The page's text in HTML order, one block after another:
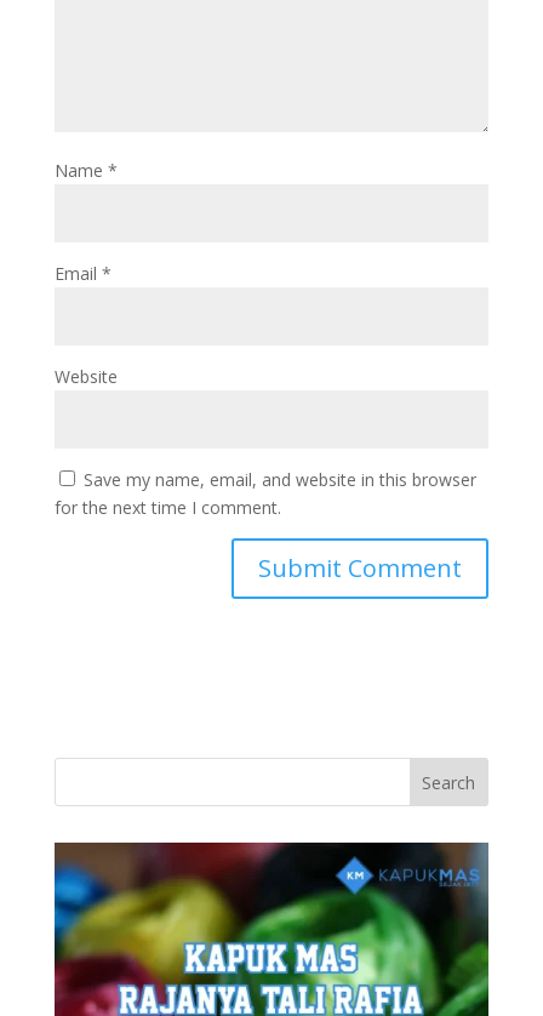
Name *
Email *
Website
Save my name, email, and website in this browser
for the next time I comment.